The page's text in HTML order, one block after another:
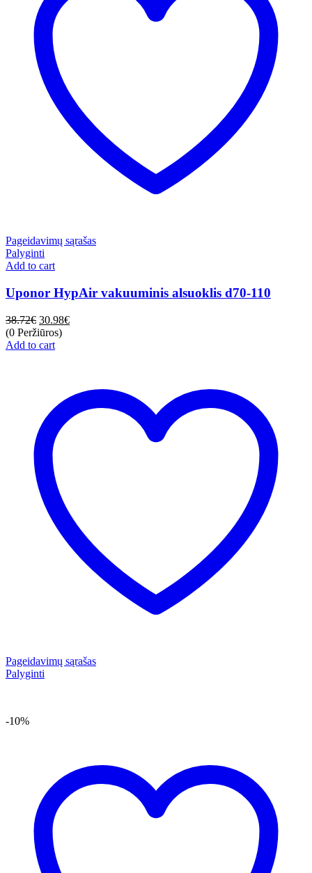
Pageidavimų sąrašas
Palyginti
Add to cart
Uponor HypAir vakuuminis alsuoklis d70-110
38.72€ 30.98€
(0 Peržiūros)
Add to cart
Pageidavimų sąrašas
Palyginti
-10%